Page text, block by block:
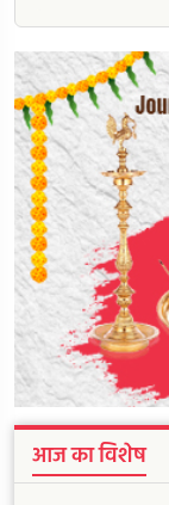
आज का विशेष